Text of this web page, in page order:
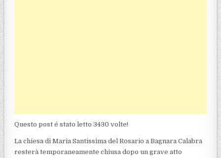
Questo post é stato letto 3430 volte!
La chiesa di Maria Santissima del Rosario a Bagnara Calabra
resterà temporaneamente chiusa dopo un grave atto